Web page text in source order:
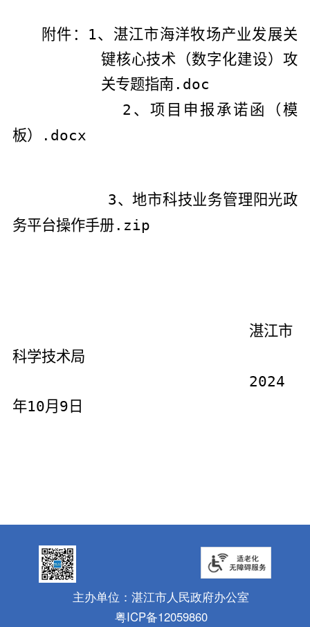
附件： 1、 湛江市海洋牧场产业发展关
键核心技术（数字化建设）攻
关专题指南.doc
2、项目申报承诺函（模
板）.docx
3、地市科技业务管理阳光政
务平台操作手册.zip
湛江市
科学技术局
2024
年10月 9 日
主办单位：湛江市人民政府办公室
粤ICP备12059860